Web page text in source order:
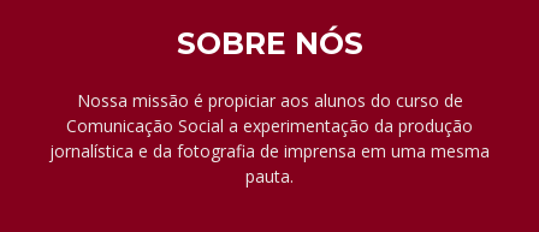
SOBRE NÓS
Nossa missão é propiciar aos alunos do curso de
Comunicação Social a experimentação da produção
jornalística e da fotografia de imprensa em uma mesma
pauta.